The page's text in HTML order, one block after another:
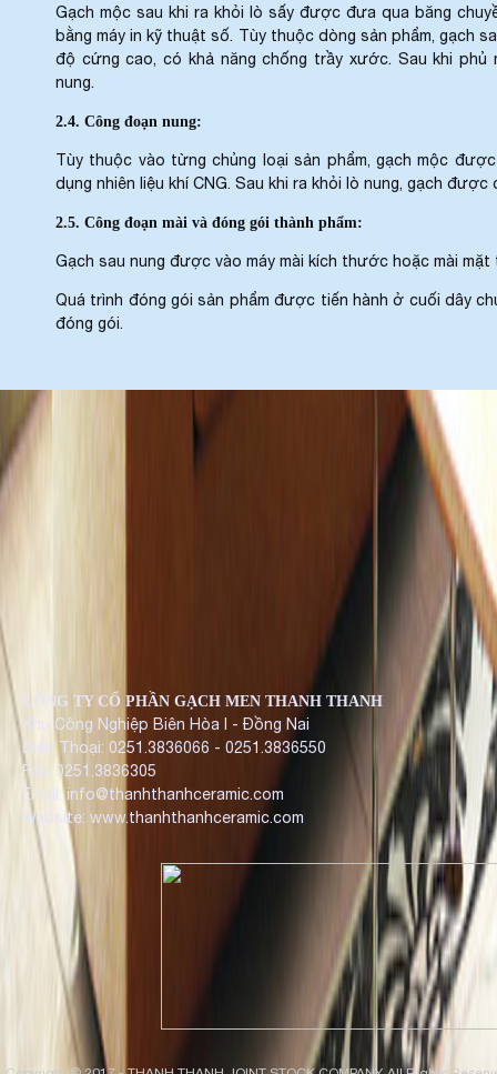
Gạch mộc sau khi ra khỏi lò sấy được đưa qua băng
bằng máy in kỹ thuật số. Tùy thuộc dòng sản phẩm, gạch
độ cứng cao, có khả năng chống trầy xước. Sau khi
nung.
2.4. Công đoạn nung:
Tùy thuộc vào từng chủng loại sản phẩm, gạch mộc
dụng nhiên liệu khí CNG. Sau khi ra khỏi lò nung, gạch được
2.5. Công đoạn mài và đóng gói thành phẩm:
Gạch sau nung được vào máy mài kích thước hoặc mài
Quá trình đóng gói sản phẩm được tiến hành ở cuối dây
đóng gói.
CÔNG TY CỔ PHẦN GẠCH MEN THANH THANH
Khu Công Nghiệp Biên Hòa I - Đồng Nai
Điện Thoại: 0251.3836066 - 0251.3836550
Fax: 0251.3836305
Email: info@thanhthanhceramic.com
Website: www.thanhthanhceramic.com